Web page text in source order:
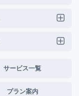
サービス一覧
プラン案内